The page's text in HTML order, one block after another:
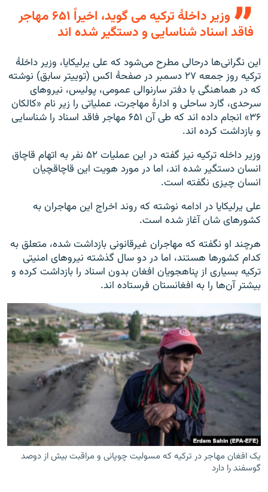
وزیر داخلهٔ ترکیه می گوید، اخیراً ۶۵۱ مهاجر
فاقد اسناد شناسایی و دستگیر شده اند
این نگرانی‌ها درحالی مطرح می‌شود که علی یرلیکایا، وزیر داخلهٔ
ترکیه روز جمعه ۲۷ دسمبر در صفحهٔ اکس (توییتر سابق) نوشته
که در هماهنگی با دفتر سارنوالی عمومی، پولیس، نیروهای
سرحدی، گارد ساحلی و ادارهٔ مهاجرت، عملیاتی را زیر نام «کالکان
۳۶» انجام داده اند که طی آن ۶۵۱ مهاجر فاقد اسناد را شناسایی
و بازداشت کرده اند.
وزیر داخله ترکیه نیز گفته در این عملیات ۵۲ نفر به اتهام قاچاق
انسان دستگیر شده اند، اما در مورد هویت این قاچاقچیان
انسان چیزی نگفته است.
علی یرلیکایا در ادامه نوشته که روند اخراج این مهاجران به
کشورهای شان آغاز شده است.
هرچند او نگفته که مهاجران غیرقانونی بازداشت شده، متعلق به
کدام کشورها هستند، اما در دو سال گذشته نیروهای امنیتی
ترکیه بسیاری از پناهجویان افغان بدون اسناد را بازداشت کرده و
بیشتر آن‌ها را به افغانستان فرستاده اند.
یک افغان مهاجر در ترکیه که مسولیت چوپانی و مراقبت بیش از دوصد
گوسفند را دارد